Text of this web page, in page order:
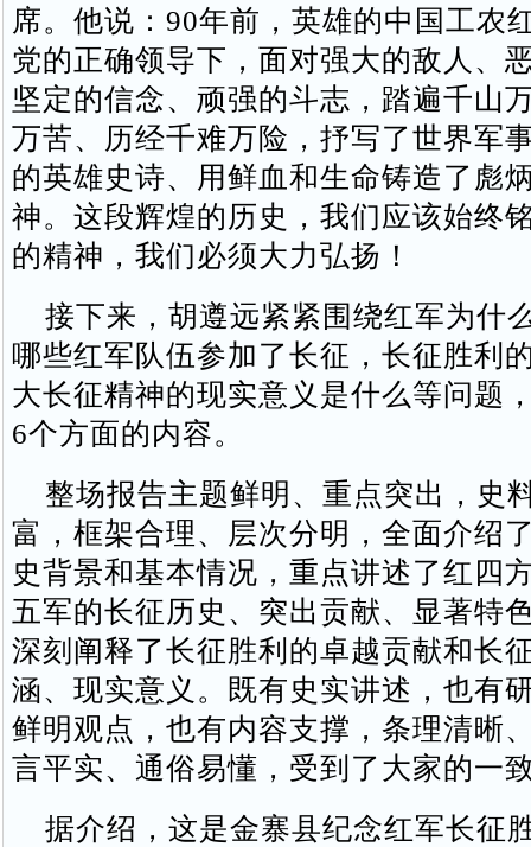
席。他说：90年前，英雄的中国工农
党的正确领导下，面对强大的敌人、
坚定的信念、顽强的斗志，踏遍千山
万苦、历经千难万险，抒写了世界军
的英雄史诗、用鲜血和生命铸造了彪
神。这段辉煌的历史，我们应该始终
的精神，我们必须大力弘扬！
接下来，胡遵远紧紧围绕红军为什
哪些红军队伍参加了长征，长征胜利
大长征精神的现实意义是什么等问题
6个方面的内容。
整场报告主题鲜明、重点突出，史
富，框架合理、层次分明，全面介绍
史背景和基本情况，重点讲述了红四
五军的长征历史、突出贡献、显著特
深刻阐释了长征胜利的卓越贡献和长
涵、现实意义。既有史实讲述，也有
鲜明观点，也有内容支撑，条理清晰
言平实、通俗易懂，受到了大家的一
据介绍，这是金寨县纪念红军长征